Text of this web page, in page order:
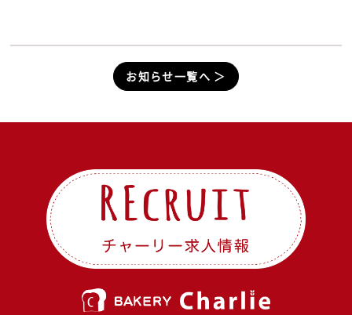
お知らせ一覧へ ＞